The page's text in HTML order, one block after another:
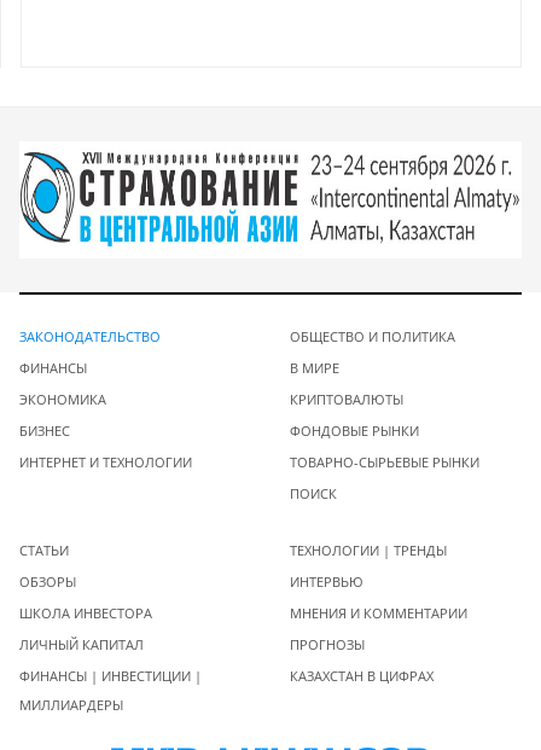
ЗАКОНОДАТЕЛЬСТВО
ФИНАНСЫ
ЭКОНОМИКА
БИЗНЕС
ИНТЕРНЕТ И ТЕХНОЛОГИИ
ОБЩЕСТВО И ПОЛИТИКА
В МИРЕ
КРИПТОВАЛЮТЫ
ФОНДОВЫЕ РЫНКИ
ТОВАРНО-СЫРЬЕВЫЕ РЫНКИ
ПОИСК
СТАТЬИ
ОБЗОРЫ
ШКОЛА ИНВЕСТОРА
ЛИЧНЫЙ КАПИТАЛ
ФИНАНСЫ | ИНВЕСТИЦИИ |
МИЛЛИАРДЕРЫ
ТЕХНОЛОГИИ | ТРЕНДЫ
ИНТЕРВЬЮ
МНЕНИЯ И КОММЕНТАРИИ
ПРОГНОЗЫ
КАЗАХСТАН В ЦИФРАХ